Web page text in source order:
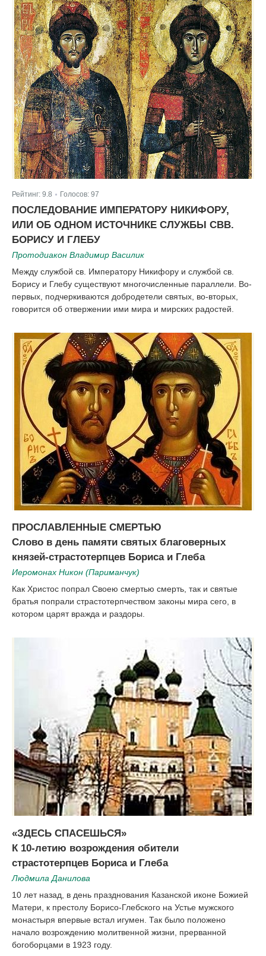
Рейтинг: 9.8 Голосов: 97
ПОСЛЕДОВАНИЕ ИМПЕРАТОРУ НИКИФОРУ,
ИЛИ ОБ ОДНОМ ИСТОЧНИКЕ СЛУЖБЫ СВВ.
БОРИСУ И ГЛЕБУ
Протодиакон Владимир Василик
Между службой св. Императору Никифору и службой св.
Борису и Глебу существуют многочисленные параллели. Во-
первых, подчеркиваются добродетели святых, во-вторых,
говорится об отвержении ими мира и мирских радостей.
ПРОСЛАВЛЕННЫЕ СМЕРТЬЮ
Слово в день памяти святых благоверных
князей-страстотерпцев Бориса и Глеба
Иеромонах Никон (Париманчук)
Как Христос попрал Своею смертью смерть, так и святые
братья попрали страстотерпчеством законы мира сего, в
котором царят вражда и раздоры.
«ЗДЕСЬ СПАСЕШЬСЯ»
К 10-летию возрождения обители
страстотерпцев Бориса и Глеба
Людмила Данилова
10 лет назад, в день празднования Казанской иконе Божией
Матери, к престолу Борисо-Глебского на Устье мужского
монастыря впервые встал игумен. Так было положено
начало возрождению молитвенной жизни, прерванной
богоборцами в 1923 году.